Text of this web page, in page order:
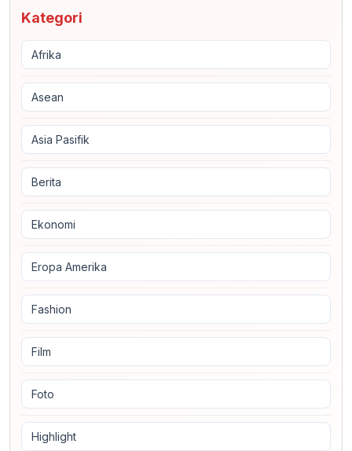
Kategori
Afrika
Asean
Asia Pasifik
Berita
Ekonomi
Eropa Amerika
Fashion
Film
Foto
Highlight